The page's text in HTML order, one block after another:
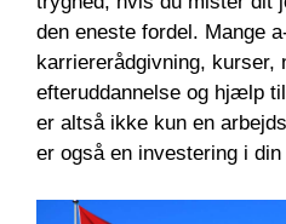
den eneste fordel. Mange
karriererådgivning,
efteruddannelse og hjælp
er altså ikke kun en
er også en investering i